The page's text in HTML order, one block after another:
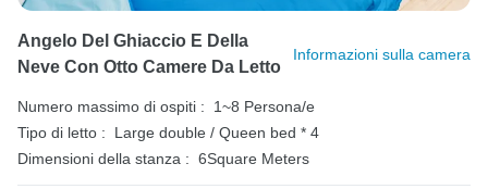
Angelo Del Ghiaccio E Della
Neve Con Otto Camere Da Letto
Informazioni sulla camera
Numero massimo di ospiti :
1~8 Persona/e
Tipo di letto :
Large double / Queen bed * 4
Dimensioni della stanza : 6Square Meters